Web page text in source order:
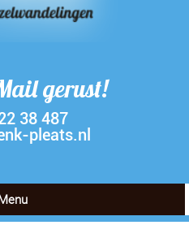
gerust!
38 487
pleats.nl